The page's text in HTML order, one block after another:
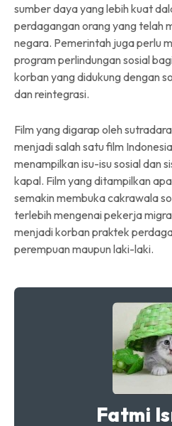
sumber daya yang lebih kuat
perdagangan orang yang telah
negara. Pemerintah juga perlu
program perlindungan sosial
korban yang didukung dengan
dan reintegrasi.
Film yang digarap oleh
menjadi salah satu film
menampilkan isu-isu sosial dan
kapal. Film yang ditampilkan
semakin membuka cakrawala
terlebih mengenai pekerja
menjadi korban praktek
perempuan maupun laki-laki.
Fatmi